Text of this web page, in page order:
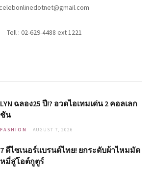
Tell : 02-629-4488 ext 1221
LYN ฉลอง25 ปี!? อวดไอเทมเด่น 2 คอลเลก
ชัน
FASHION AUGUST 7, 2026
7 ดีไซเนอร์แบรนด์ไทย! ยกระดับผ้าไหมมัด
หมี่สู่โอต์กูตูร์